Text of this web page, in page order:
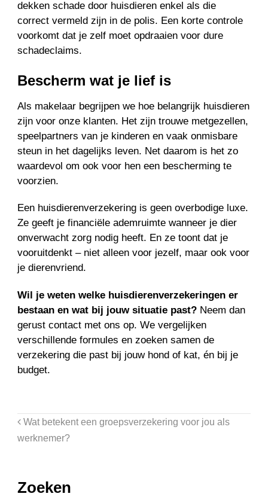
dekken schade door huisdieren enkel als die
correct vermeld zijn in de polis. Een korte controle
voorkomt dat je zelf moet opdraaien voor dure
schadeclaims.
Bescherm wat je lief is
Als makelaar begrijpen we hoe belangrijk huisdieren
zijn voor onze klanten. Het zijn trouwe metgezellen,
speelpartners van je kinderen en vaak onmisbare
steun in het dagelijks leven. Net daarom is het zo
waardevol om ook voor hen een bescherming te
voorzien.
Een huisdierenverzekering is geen overbodige luxe.
Ze geeft je financiële ademruimte wanneer je dier
onverwacht zorg nodig heeft. En ze toont dat je
vooruitdenkt – niet alleen voor jezelf, maar ook voor
je dierenvriend.
Wil je weten welke huisdierenverzekeringen er
bestaan en wat bij jouw situatie past? Neem dan
gerust contact met ons op. We vergelijken
verschillende formules en zoeken samen de
verzekering die past bij jouw hond of kat, én bij je
budget.
Wat betekent een groepsverzekering voor jou als
werknemer?
Zoeken